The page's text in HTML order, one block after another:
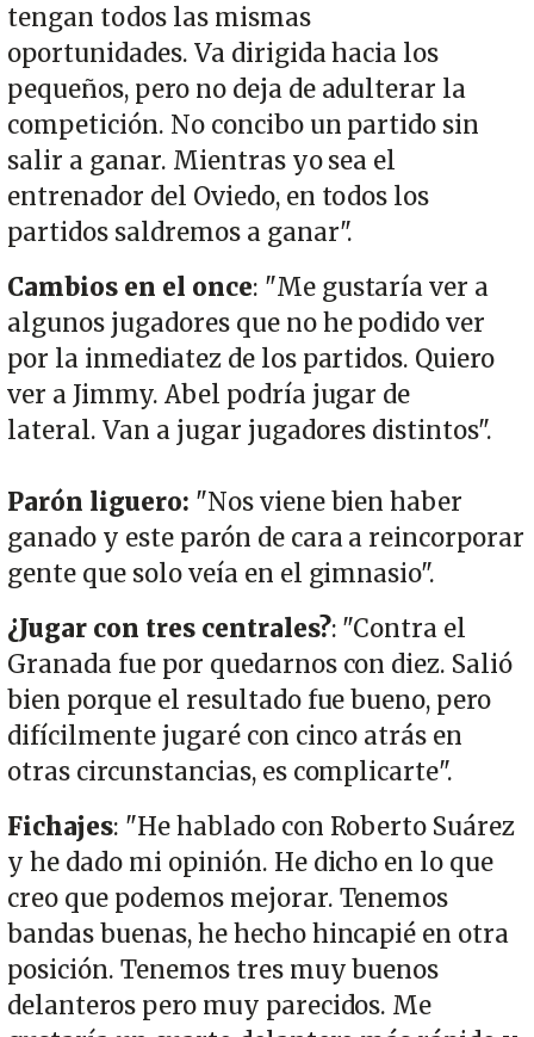
tengan todos las mismas
oportunidades. Va dirigida hacia los
pequeños, pero no deja de adulterar la
competición. No concibo un partido sin
salir a ganar. Mientras yo sea el
entrenador del Oviedo, en todos los
partidos saldremos a ganar".
Cambios en el once: "Me gustaría ver a
algunos jugadores que no he podido ver
por la inmediatez de los partidos. Quiero
ver a Jimmy. Abel podría jugar de
lateral. Van a jugar jugadores distintos".
Parón liguero: "Nos viene bien haber
ganado y este parón de cara a reincorporar
gente que solo veía en el gimnasio".
¿Jugar con tres centrales?: "Contra el
Granada fue por quedarnos con diez. Salió
bien porque el resultado fue bueno, pero
difícilmente jugaré con cinco atrás en
otras circunstancias, es complicarte".
Fichajes: "He hablado con Roberto Suárez
y he dado mi opinión. He dicho en lo que
creo que podemos mejorar. Tenemos
bandas buenas, he hecho hincapié en otra
posición. Tenemos tres muy buenos
delanteros pero muy parecidos. Me